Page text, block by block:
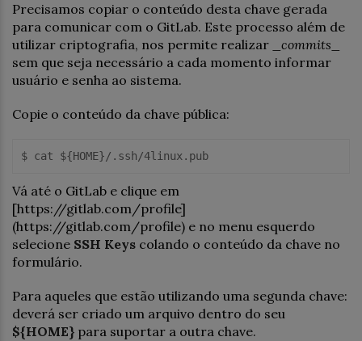
Precisamos copiar o conteúdo desta chave gerada
para comunicar com o GitLab. Este processo além de
utilizar criptografia, nos permite realizar _commits_
sem que seja necessário a cada momento informar
usuário e senha ao sistema.
Copie o conteúdo da chave pública:
Vá até o GitLab e clique em
[https://gitlab.com/profile]
(https://gitlab.com/profile) e no menu esquerdo
selecione SSH Keys colando o conteúdo da chave no
formulário.
Para aqueles que estão utilizando uma segunda chave:
deverá ser criado um arquivo dentro do seu
${HOME} para suportar a outra chave.